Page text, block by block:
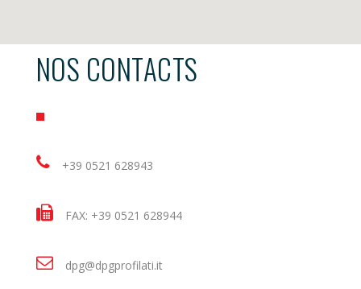
NOS CONTACTS
+39 0521 628943
FAX: +39 0521 628944
dpg@dpgprofilati.it